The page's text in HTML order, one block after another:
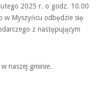
2025 r. o godz. 10.00
w Myszyńcu odbędzie się
z następującym
naszej gminie.